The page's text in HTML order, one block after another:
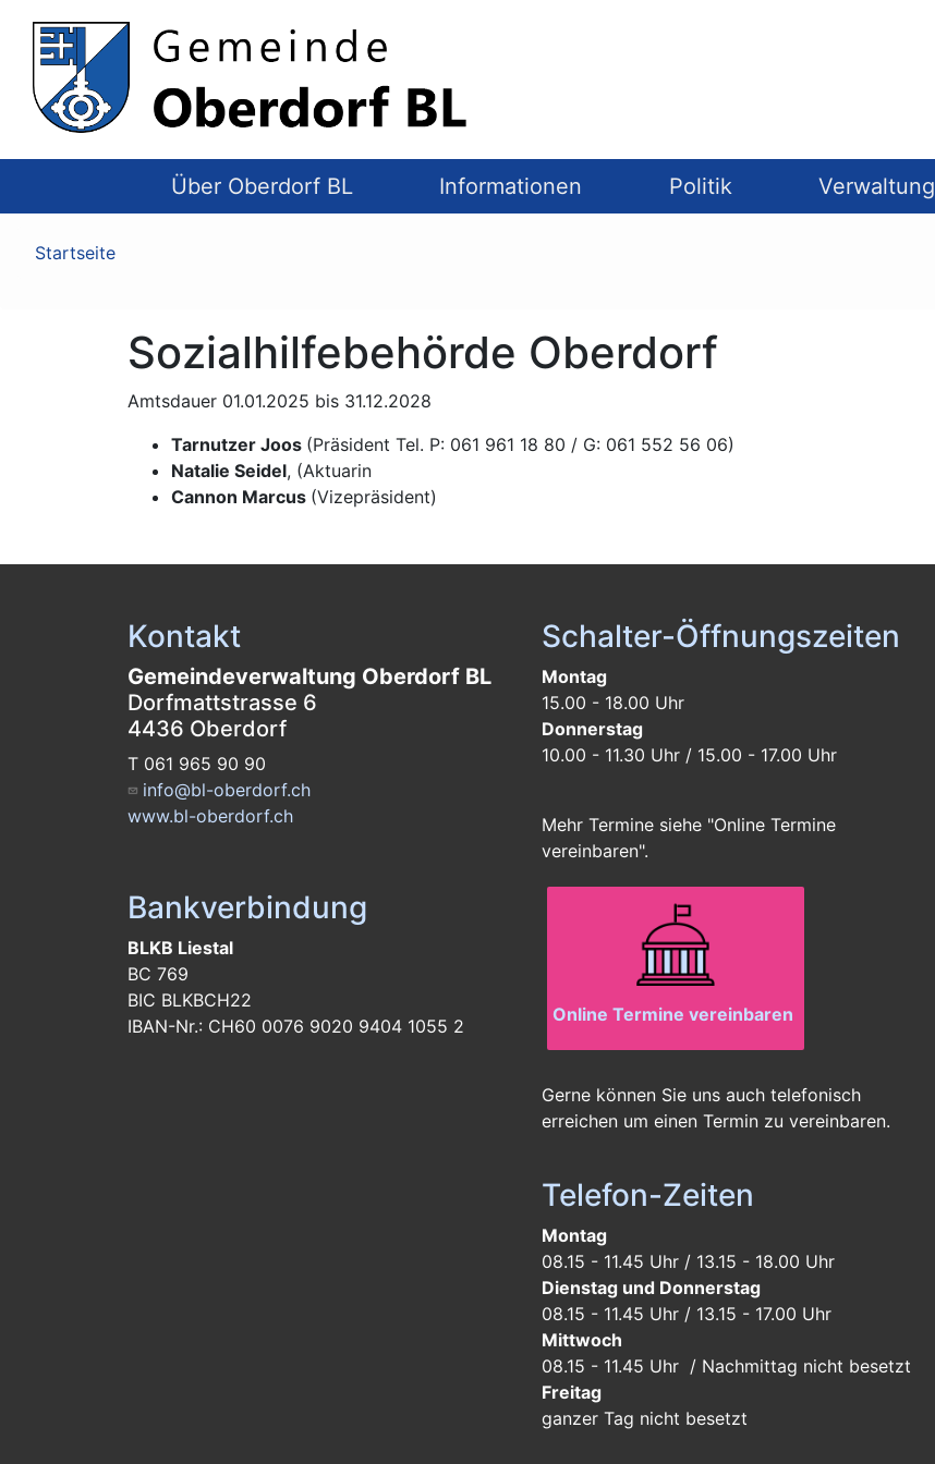
Top
Navigation
Über Oberdorf BL Informationen Politik Verwaltung
Pfadnavigation
Startseite
Sozialhilfebehörde Oberdorf
Amtsdauer 01.01.2025 bis 31.12.2028
Tarnutzer Joos (Präsident Tel. P: 061 961 18 80 / G: 061 552 56 06)
Natalie Seidel, (Aktuarin
Cannon Marcus (Vizepräsident)
Kontakt
Gemeindeverwaltung Oberdorf BL
Dorfmattstrasse 6
4436 Oberdorf
T 061 965 90 90
info@bl-oberdorf.ch
www.bl-oberdorf.ch
Bankverbindung
BLKB Liestal
BC 769
BIC BLKBCH22
IBAN-Nr.: CH60 0076 9020 9404 1055 2
Schalter-Öffnungszeiten
Montag
15.00 - 18.00 Uhr
Donnerstag
10.00 - 11.30 Uhr / 15.00 - 17.00 Uhr
Mehr Termine siehe "Online Termine
vereinbaren".
Online Termine vereinbaren
Gerne können Sie uns auch telefonisch
erreichen um einen Termin zu vereinbaren.
Telefon-Zeiten
Montag
08.15 - 11.45 Uhr / 13.15 - 18.00 Uhr
Dienstag und Donnerstag
08.15 - 11.45 Uhr / 13.15 - 17.00 Uhr
Mittwoch
08.15 - 11.45 Uhr / Nachmittag nicht besetzt
Freitag
ganzer Tag nicht besetzt